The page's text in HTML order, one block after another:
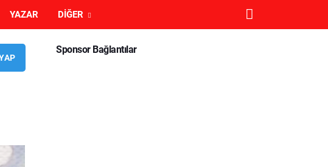
YAZAR DIĞER
Sponsor Bağlantılar